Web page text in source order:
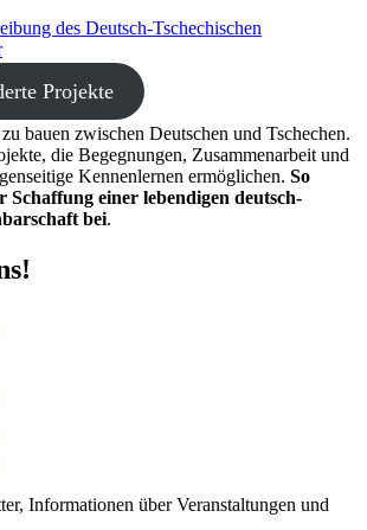
des Deutsch-Tschechischen
Projekte
bauen zwischen Deutschen und Tschechen.
die Begegnungen, Zusammenarbeit und
Kennenlernen ermöglichen. So
einer lebendigen deutsch-
bei.
Informationen über Veranstaltungen und